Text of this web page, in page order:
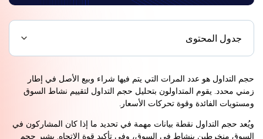
جدول المحتوى
حجم التداول هو عدد المرات التي يتم فيها شراء وبيع الأصل في إطار
زمني محدد. يقوم المتداولون بتحليل حجم التداول لتقييم نشاط السوق
ومستويات الفائدة وقوة تحركات الأسعار.
ويُعد حجم التداول نقطة بيانات مهمة في تحديد ما إذا كان المشاركون في
السوق منخرطين بنشاط في السوق، وفي تأكيد قوة الاتجاه. يشير حجم